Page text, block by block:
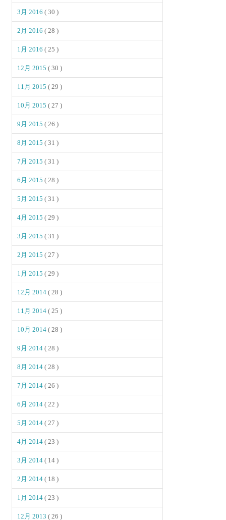
3月 2016( 30 )
2月 2016( 28 )
1月 2016( 25 )
12月 2015( 30 )
11月 2015( 29 )
10月 2015( 27 )
9月 2015( 26 )
8月 2015( 31 )
7月 2015( 31 )
6月 2015( 28 )
5月 2015( 31 )
4月 2015( 29 )
3月 2015( 31 )
2月 2015( 27 )
1月 2015( 29 )
12月 2014( 28 )
11月 2014( 25 )
10月 2014( 28 )
9月 2014( 28 )
8月 2014( 28 )
7月 2014( 26 )
6月 2014( 22 )
5月 2014( 27 )
4月 2014( 23 )
3月 2014( 14 )
2月 2014( 18 )
1月 2014( 23 )
12月 2013( 26 )